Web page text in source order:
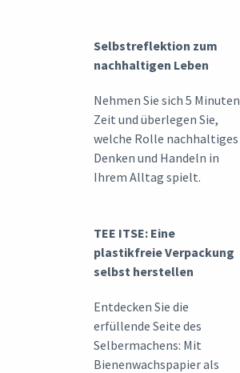
Selbstreflektion zum
nachhaltigen Leben
Nehmen Sie sich 5 Minuten
Zeit und überlegen Sie,
welche Rolle nachhaltiges
Denken und Handeln in
Ihrem Alltag spielt.
TEE ITSE: Eine
plastikfreie Verpackung
selbst herstellen
Entdecken Sie die
erfüllende Seite des
Selbermachens: Mit
Bienenwachspapier als